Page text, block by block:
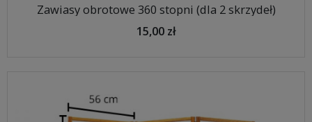
Zawiasy obrotowe 360 stopni (dla 2 skrzydeł)
15,00 zł